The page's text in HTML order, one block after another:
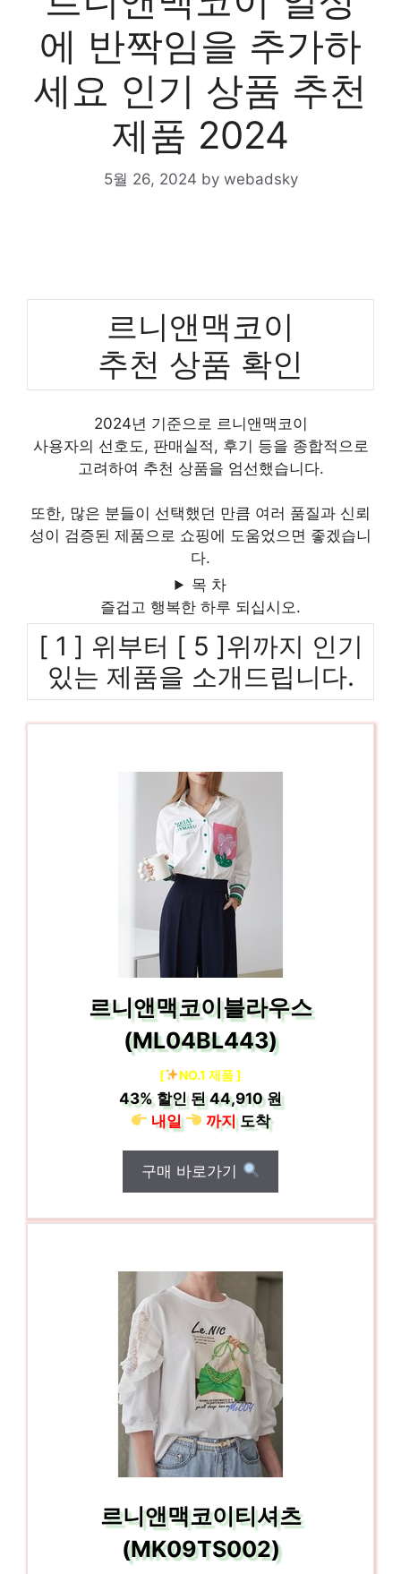
에 반짝임을 추가하
세요 인기 상품 추천
제품 2024
5월 26, 2024 by webadsky
르니앤맥코이
추천 상품 확인
2024년 기준으로 르니앤맥코이
사용자의 선호도, 판매실적, 후기 등을 종합적으로
고려하여 추천 상품을 엄선했습니다.
또한, 많은 분들이 선택했던 만큼 여러 품질과 신뢰
성이 검증된 제품으로 쇼핑에 도움었으면 좋겠습니
다.
목 차
즐겁고 행복한 하루 되십시오.
[ 1 ] 위부터 [ 5 ]위까지 인기
있는 제품을 소개드립니다.
르니앤맥코이블라우스
(ML04BL443)
[ NO.1 제품 ]
43% 할인 된44,910 원
내일
까지도착
구매 바로가기
르니앤맥코이티셔츠
(MK09TS002)